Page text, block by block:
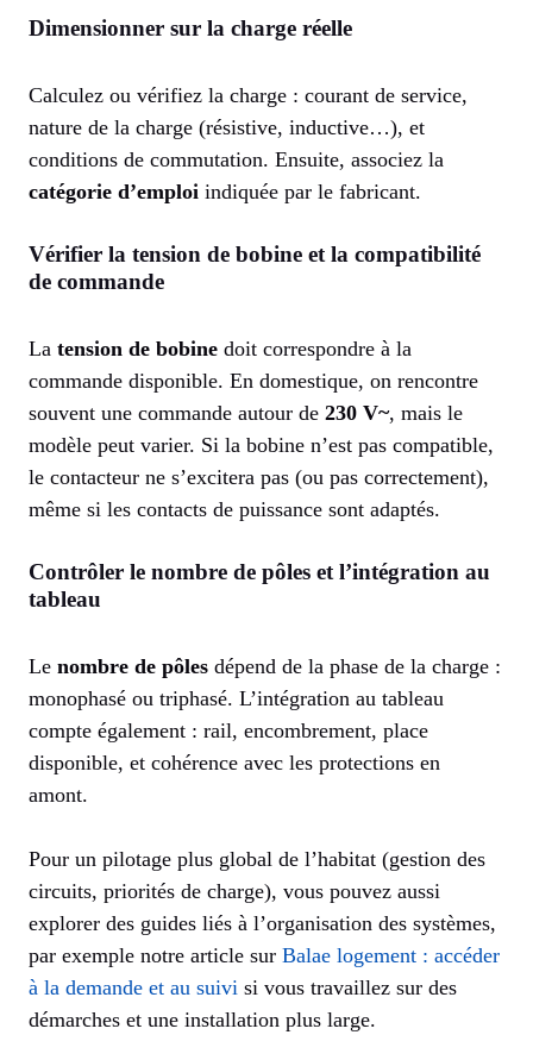
Dimensionner sur la charge réelle
Calculez ou vérifiez la charge : courant de service,
nature de la charge (résistive, inductive…), et
conditions de commutation. Ensuite, associez la
catégorie d’emploi indiquée par le fabricant.
Vérifier la tension de bobine et la compatibilité
de commande
La tension de bobine doit correspondre à la
commande disponible. En domestique, on rencontre
souvent une commande autour de 230 V~, mais le
modèle peut varier. Si la bobine n’est pas compatible,
le contacteur ne s’excitera pas (ou pas correctement),
même si les contacts de puissance sont adaptés.
Contrôler le nombre de pôles et l’intégration au
tableau
Le nombre de pôles dépend de la phase de la charge :
monophasé ou triphasé. L’intégration au tableau
compte également : rail, encombrement, place
disponible, et cohérence avec les protections en
amont.
Pour un pilotage plus global de l’habitat (gestion des
circuits, priorités de charge), vous pouvez aussi
explorer des guides liés à l’organisation des systèmes,
par exemple notre article sur Balae logement : accéder
à la demande et au suivi si vous travaillez sur des
démarches et une installation plus large.